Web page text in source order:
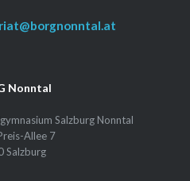
Nonntal
Salzburg Nonntal
Allee 7
Salzburg